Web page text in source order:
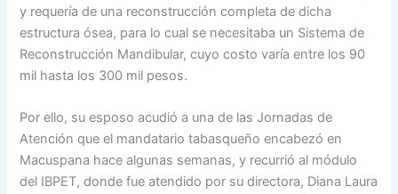
y requería de una reconstrucción completa de dicha
estructura ósea, para lo cual se necesitaba un Sistema de
Reconstrucción Mandibular, cuyo costo varía entre los 90
mil hasta los 300 mil pesos.
Por ello, su esposo acudió a una de las Jornadas de
Atención que el mandatario tabasqueño encabezó en
Macuspana hace algunas semanas, y recurrió al módulo
del IBPET, donde fue atendido por su directora, Diana Laura